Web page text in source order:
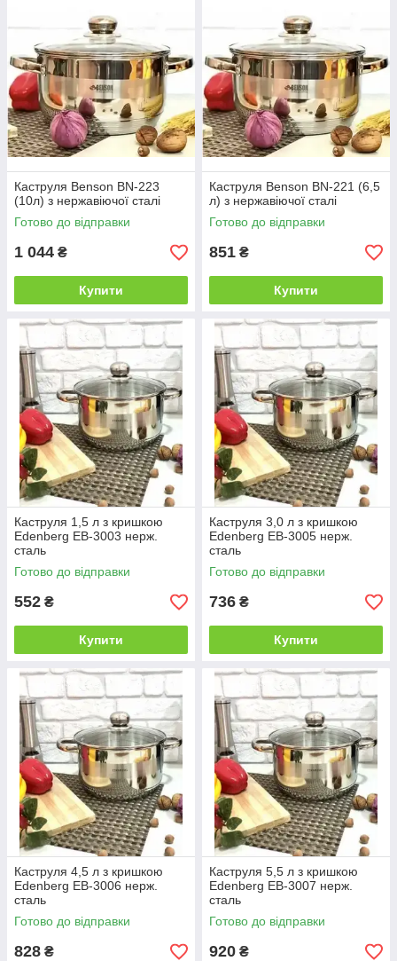
Каструля Benson BN-223
(10л) з нержавіючої сталі
Готово до відправки
1 044 ₴
Купити
Каструля Benson BN-221 (6,5
л) з нержавіючої сталі
Готово до відправки
851 ₴
Купити
Каструля 1,5 л з кришкою
Edenberg EB-3003 нерж.
сталь
Готово до відправки
552 ₴
Купити
Каструля 3,0 л з кришкою
Edenberg EB-3005 нерж.
сталь
Готово до відправки
736 ₴
Купити
Каструля 4,5 л з кришкою
Edenberg EB-3006 нерж.
сталь
Готово до відправки
828 ₴
Каструля 5,5 л з кришкою
Edenberg EB-3007 нерж.
сталь
Готово до відправки
920 ₴